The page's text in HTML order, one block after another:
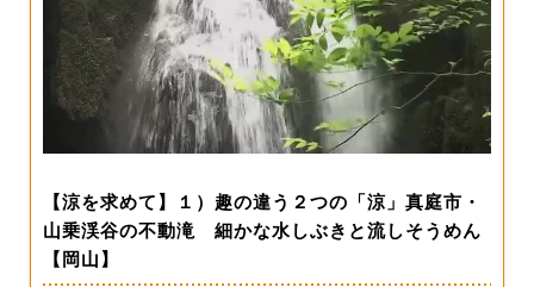
【涼を求めて】１）趣の違う２つの「涼」真庭市・
山乗渓谷の不動滝 細かな水しぶきと流しそうめん
【岡山】